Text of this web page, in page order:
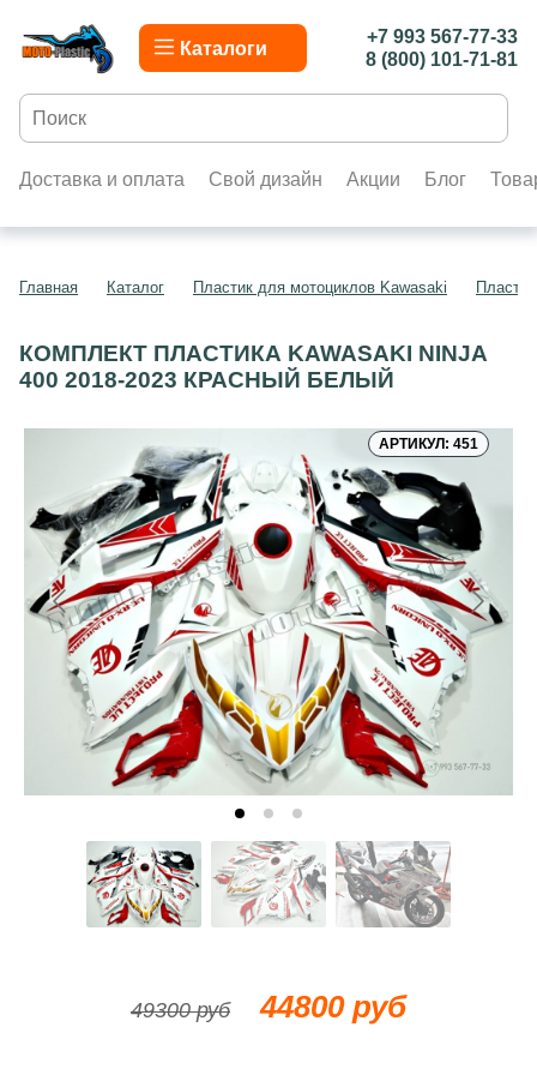
Каталоги
+7 993 567-77-33
8 (800) 101-71-81
Доставка и оплата Свой дизайн Акции Блог
Главная Каталог Пластик для мотоциклов Kawasaki
КОМПЛЕКТ ПЛАСТИКА KAWASAKI NINJA
400 2018-2023 КРАСНЫЙ БЕЛЫЙ
АРТИКУЛ: 451
49300 руб 44800 руб